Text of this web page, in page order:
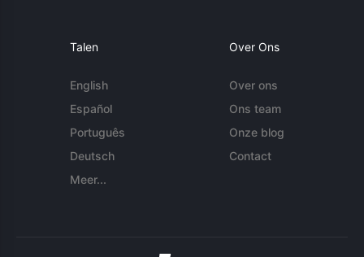
Talen
English
Español
Português
Deutsch
Meer...
Over Ons
Over ons
Ons team
Onze blog
Contact